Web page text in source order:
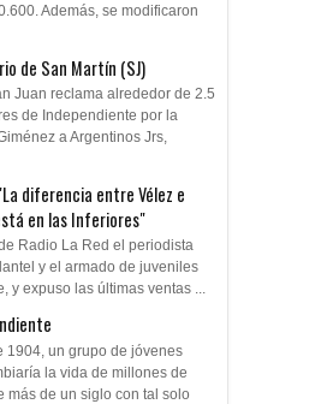
Además, se modificaron
de San Martín (SJ)
Juan reclama alrededor de 2.5
de Independiente por la
a Argentinos Jrs,
diferencia entre Vélez e
en las Inferiores"
Radio La Red el periodista
y el armado de juveniles
y expuso las últimas ventas ...
1904, un grupo de jóvenes
la vida de millones de
más de un siglo con tal solo